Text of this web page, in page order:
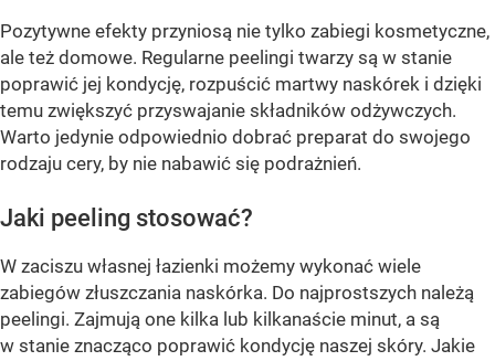
Pozytywne efekty przyniosą nie tylko zabiegi kosmetyczne,
ale też domowe. Regularne peelingi twarzy są w stanie
poprawić jej kondycję, rozpuścić martwy naskórek i dzięki
temu zwiększyć przyswajanie składników odżywczych.
Warto jedynie odpowiednio dobrać preparat do swojego
rodzaju cery, by nie nabawić się podrażnień.
Jaki peeling stosować?
W zaciszu własnej łazienki możemy wykonać wiele
zabiegów złuszczania naskórka. Do najprostszych należą
peelingi. Zajmują one kilka lub kilkanaście minut, a są
w stanie znacząco poprawić kondycję naszej skóry. Jakie